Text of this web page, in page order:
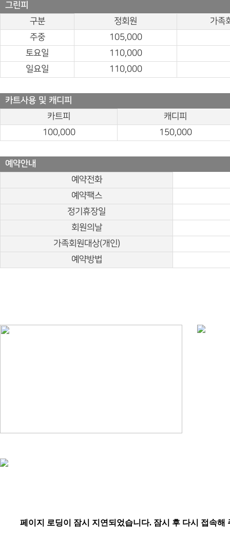
그린피
구분
정회원
가족
주중
105,000
토요일
110,000
일요일
110,000
카트사용 및 캐디피
카트피
캐디피
100,000
150,000
예약안내
예약전화
예약팩스
정기휴장일
회원의날
가족회원대상(개인)
예약방법